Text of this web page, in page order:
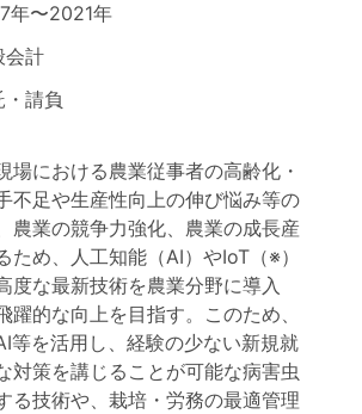
年〜2021年
会計
・請負
場における農業従事者の高齢化・
不足や生産性向上の伸び悩み等の
農業の競争力強化、農業の成長産
ため、人工知能（AI）やIoT（※）
度な最新技術を農業分野に導入
躍的な向上を目指す。このため、
等を活用し、経験の少ない新規就
対策を講じることが可能な病害虫
る技術や、栽培・労務の最適管理